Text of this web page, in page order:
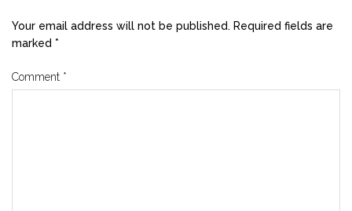
Your email address will not be published. Required fields are
marked *
Comment *